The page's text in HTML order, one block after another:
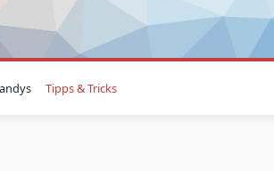
Tipps & Tricks